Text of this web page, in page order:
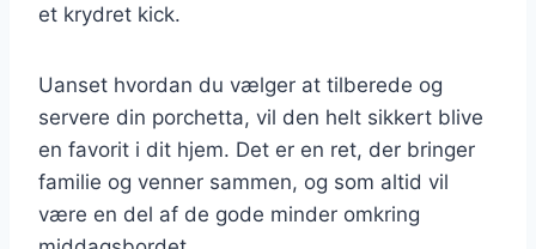
et krydret kick.
Uanset hvordan du vælger at tilberede og
servere din porchetta, vil den helt sikkert blive
en favorit i dit hjem. Det er en ret, der bringer
familie og venner sammen, og som altid vil
være en del af de gode minder omkring